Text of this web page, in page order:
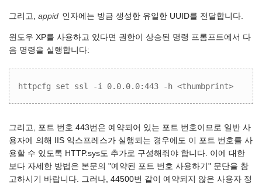
그리고, appid 인자에는 방금 생성한 유일한 UUID를 전달합니다.
윈도우 XP를 사용하고 있다면 권한이 상승된 명령 프롬프트에서 다
음 명령을 실행합니다:
httpcfg set ssl -i 0.0.0.0:443 -h <thumbprint>
그리고, 포트 번호 443번은 예약되어 있는 포트 번호이므로 일반 사
용자에 의해 IIS 익스프레스가 실행되는 경우에도 이 포트 번호를 사
용할 수 있도록 HTTP.sys도 추가로 구성해줘야 합니다. 이에 대한
보다 자세한 방법은 본문의 "예약된 포트 번호 사용하기" 문단을 참
고하시기 바랍니다. 그러나, 44500번 같이 예약되지 않은 사용자 정